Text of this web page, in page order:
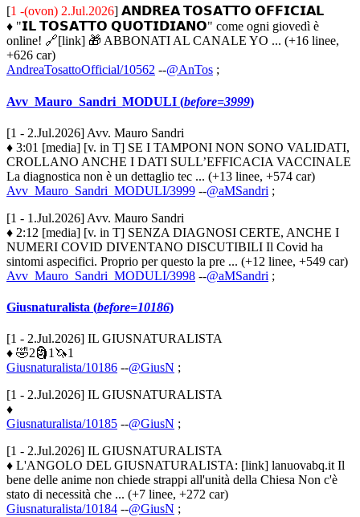
[1 -(ovon) 2.Jul.2026] 𝗔𝗡𝗗𝗥𝗘𝗔 𝗧𝗢𝗦𝗔𝗧𝗧𝗢 𝗢𝗙𝗙𝗜𝗖𝗜𝗔𝗟
♦ "𝗜𝗟 𝗧𝗢𝗦𝗔𝗧𝗧𝗢 𝗤𝗨𝗢𝗧𝗜𝗗𝗜𝗔𝗡𝗢" come ogni giovedì è
online! 🔗[link] 🎁 ABBONATI AL CANALE YO ... (+16 linee,
+626 car)
AndreaTosattoOfficial/10562 --@AnTos ;
Avv_Mauro_Sandri_MODULI (before=3999)
[1 - 2.Jul.2026] Avv. Mauro Sandri
♦ 3:01 [media] [v. in T] SE I TAMPONI NON SONO VALIDATI,
CROLLANO ANCHE I DATI SULL’EFFICACIA VACCINALE
La diagnostica non è un dettaglio tec ... (+13 linee, +574 car)
Avv_Mauro_Sandri_MODULI/3999 --@aMSandri ;
[1 - 1.Jul.2026] Avv. Mauro Sandri
♦ 2:12 [media] [v. in T] SENZA DIAGNOSI CERTE, ANCHE I
NUMERI COVID DIVENTANO DISCUTIBILI Il Covid ha
sintomi aspecifici. Proprio per questo la pre ... (+12 linee, +549 car)
Avv_Mauro_Sandri_MODULI/3998 --@aMSandri ;
Giusnaturalista (before=10186)
[1 - 2.Jul.2026] IL GIUSNATURALISTA
♦ 🤣2🗿1🦄1
Giusnaturalista/10186 --@GiusN ;
[1 - 2.Jul.2026] IL GIUSNATURALISTA
♦
Giusnaturalista/10185 --@GiusN ;
[1 - 2.Jul.2026] IL GIUSNATURALISTA
♦ L'ANGOLO DEL GIUSNATURALISTA: [link] lanuovabq.it Il
bene delle anime non chiede strappi all'unità della Chiesa Non c'è
stato di necessità che ... (+7 linee, +272 car)
Giusnaturalista/10184 --@GiusN ;